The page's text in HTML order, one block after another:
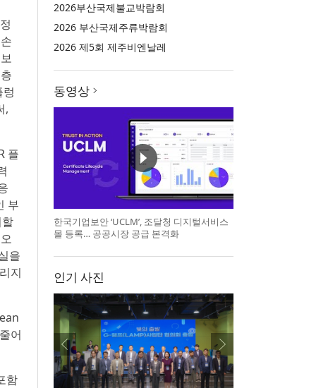
,
플
부
을
지
어
함
2026부산국제불교박람회
2026 부산국제주류박람회
2026 제5회 제주비엔날레
동영상
한국기업보안 ‘UCLM’, 조달청 디지털서비스
몰 등록… 공공시장 공급 본격화
인기 사진